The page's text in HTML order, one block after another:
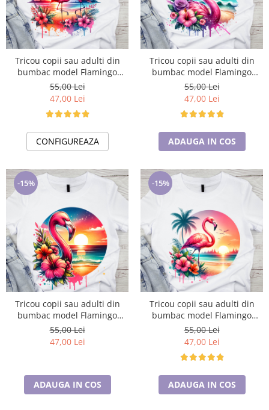
Tricou copii sau adulti din
bumbac model Flamingo
personalizat cu nume sau
poza preferata TC5042
55,00 Lei
47,00 Lei
CONFIGUREAZA
Tricou copii sau adulti din
bumbac model Flamingo
personalizat cu nume sau
poza preferata TC5043
55,00 Lei
47,00 Lei
ADAUGA IN COS
-15%
Tricou copii sau adulti din
bumbac model Flamingo
personalizat cu nume sau
poza preferata TC5044
55,00 Lei
47,00 Lei
ADAUGA IN COS
-15%
Tricou copii sau adulti din
bumbac model Flamingo
personalizat cu nume sau
poza preferata TC5045
55,00 Lei
47,00 Lei
ADAUGA IN COS